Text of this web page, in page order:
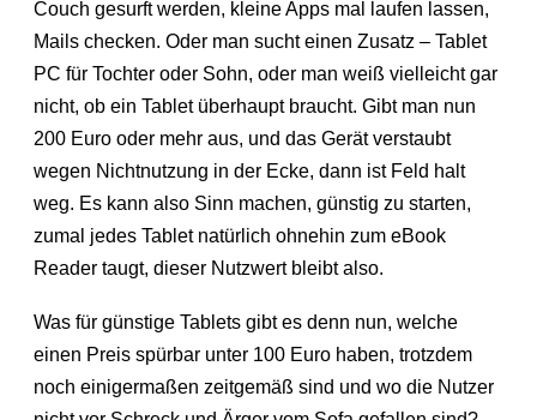
Couch gesurft werden, kleine Apps mal laufen lassen,
Mails checken. Oder man sucht einen Zusatz – Tablet
PC für Tochter oder Sohn, oder man weiß vielleicht gar
nicht, ob ein Tablet überhaupt braucht. Gibt man nun
200 Euro oder mehr aus, und das Gerät verstaubt
wegen Nichtnutzung in der Ecke, dann ist Feld halt
weg. Es kann also Sinn machen, günstig zu starten,
zumal jedes Tablet natürlich ohnehin zum eBook
Reader taugt, dieser Nutzwert bleibt also.
Was für günstige Tablets gibt es denn nun, welche
einen Preis spürbar unter 100 Euro haben, trotzdem
noch einigermaßen zeitgemäß sind und wo die Nutzer